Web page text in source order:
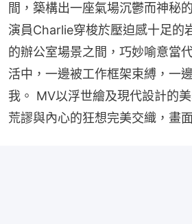
間，築構出一座氣場沉鬱而神秘
演員Charlie穿梭於壓迫感十足的
的辦公室場景之間，巧妙喻意當
活中，一邊被工作框架束縛，一
我。 MV以浮世繪及現代設計的
荒謬與內心的狂想完美交織，畫